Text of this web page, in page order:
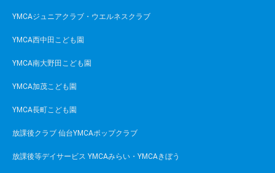
YMCAジュニアクラブ・ウエルネスクラブ
YMCA西中田こども園
YMCA南大野田こども園
YMCA加茂こども園
YMCA長町こども園
放課後クラブ 仙台YMCAポップクラブ
放課後等デイサービス YMCAみらい・YMCAきぼう